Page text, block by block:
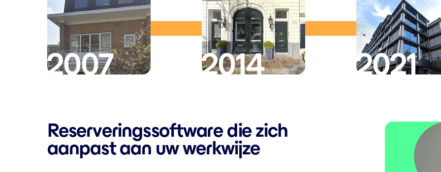
2007 2014 2021
Reserveringssoftware die zich
aanpast aan uw werkwijze